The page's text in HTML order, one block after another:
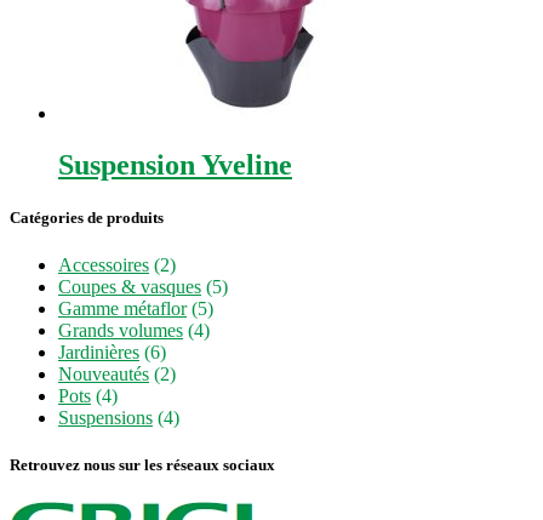
Suspension Yveline
Catégories de produits
Accessoires (2)
Coupes & vasques (5)
Gamme métaflor (5)
Grands volumes (4)
Jardinières (6)
Nouveautés (2)
Pots (4)
Suspensions (4)
Retrouvez nous sur les réseaux sociaux